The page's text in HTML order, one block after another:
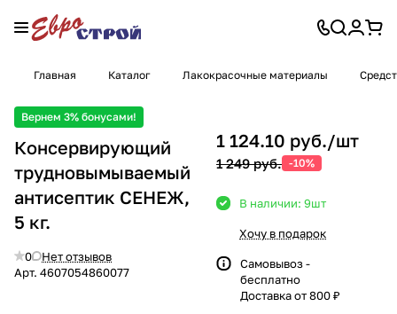
Главная Каталог Лакокрасочные материалы
Вернем 3% бонусами!
Консервирующий
трудновымываемый
антисептик СЕНЕЖ,
5 кг.
0
Нет отзывов
Арт. 4607054860077
1 124.10 руб./шт
1 249 руб. -10%
В наличии: 9шт
Хочу в подарок
Самовывоз -
бесплатно
Доставка от 800 ₽